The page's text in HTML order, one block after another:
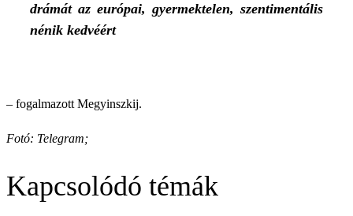
drámát az európai, gyermektelen, szentimentális
nénik kedvéért
– fogalmazott Megyinszkij.
Fotó: Telegram;
Kapcsolódó témák